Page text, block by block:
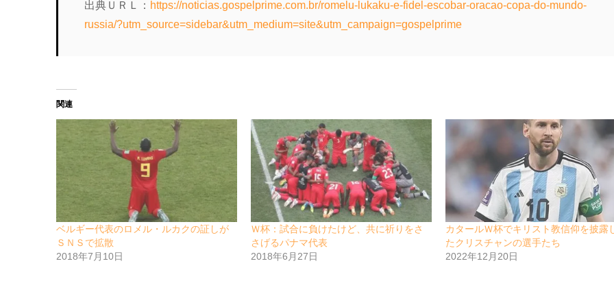
出典ＵＲＬ： https://noticias.gospelprime.com.br/romelu-lukaku-e-fidel-escobar-oracao-copa-do-mundo-
russia/?utm_source=sidebar&utm_medium=site&utm_campaign=gospelprime
関連
ベルギー代表のロメル・ルカクの証しが
ＳＮＳで拡散
2018年7月10日
Ｗ杯：試合に負けたけど、共に祈りをさ
さげるパナマ代表
2018年6月27日
カタールＷ杯でキリスト教信仰を披露
たクリスチャンの選手たち
2022年12月20日